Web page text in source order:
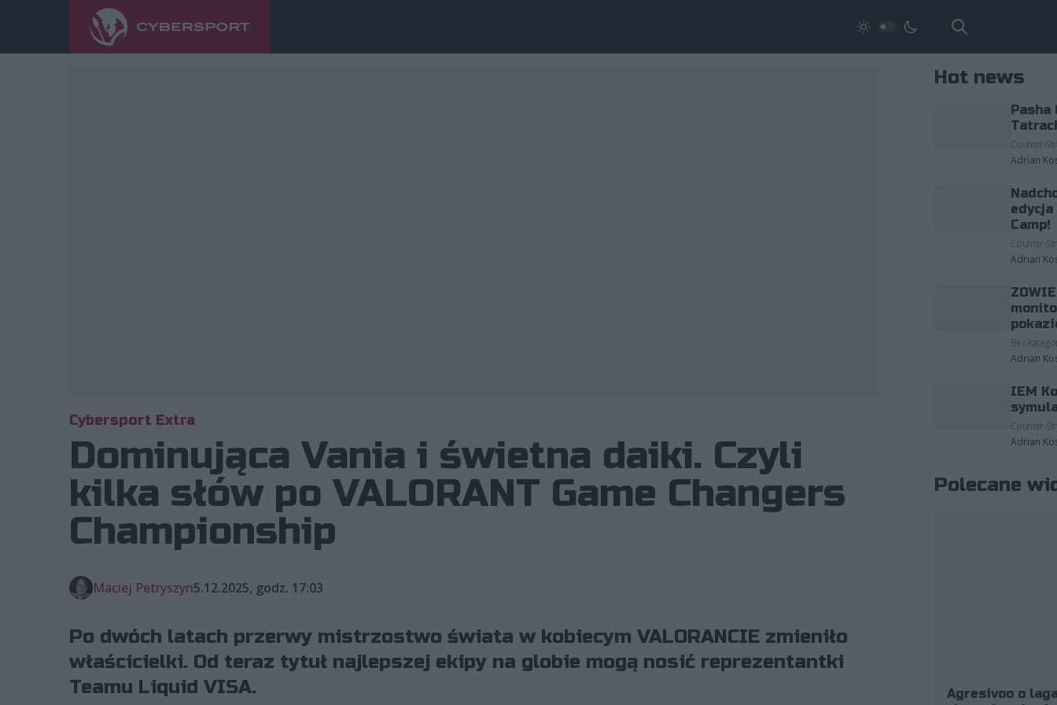
Cybersport Extra
Dominująca Vania i świetna daiki. Czyli
kilka słów po VALORANT Game Changers
Championship
Maciej Petryszyn5.12.2025, godz. 17:03
Po dwóch latach przerwy mistrzostwo świata w kobiecym VALORANCIE zmieniło
właścicielki. Od teraz tytuł najlepszej ekipy na globie mogą nosić reprezentantki
Teamu Liquid VISA.
Hot news
Pasha
Counter-
Adrian
edycja
Camp!
Counter-
Adrian
Bez
Adrian
IEM
Counter-
Adrian
Polecane
Agresivoo o